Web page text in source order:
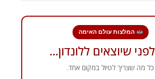
המלצות עולם האימה
לפני שיוצאים ללונדון...
כל מה שצריך לטיול במקום אחד.